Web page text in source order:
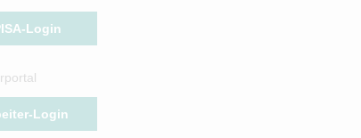
Login
Login